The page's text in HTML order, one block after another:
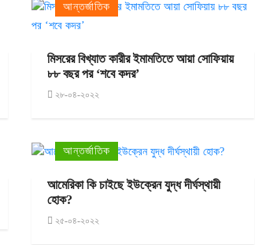
আন্তর্জাতিক
মিসরের বিখ্যাত কারীর ইমামতিতে আয়া সোফিয়ায়
৮৮ বছর পর ‘শবে কদর’
২৮-০৪-২০২২
আন্তর্জাতিক
আমেরিকা কি চাইছে ইউক্রেন যুদ্ধ দীর্ঘস্থায়ী
হোক?
২৫-০৪-২০২২